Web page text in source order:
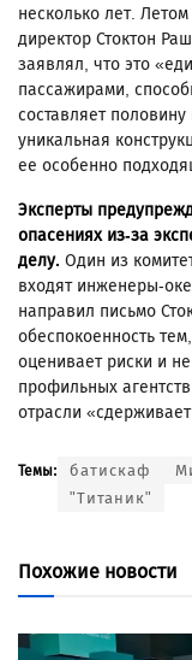
несколько лет.
директор Стоктон
заявлял, что это
пассажирами,
составляет
уникальная
ее особенно
Эксперты
опасениях из-за
делу. Один из
входят инженеры-
направил письмо
обеспокоенность
оценивает риски и
профильных
отрасли
Темы: батискаф
"Титаник"
Похожие новости